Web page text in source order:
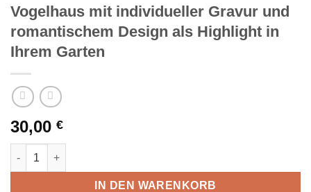
Vogelhaus mit individueller Gravur und
romantischem Design als Highlight in
Ihrem Garten
30,00 €
Vogelhaus mit individueller Gravur und romantischem Design
IN DEN WARENKORB